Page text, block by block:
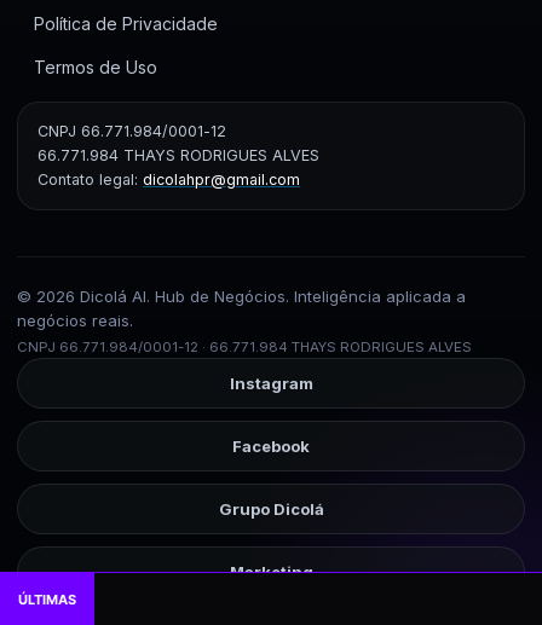
Política de Privacidade
Termos de Uso
CNPJ 66.771.984/0001-12
66.771.984 THAYS RODRIGUES ALVES
Contato legal: dicolahpr@gmail.com
© 2026 Dicolá AI. Hub de Negócios. Inteligência aplicada a
negócios reais.
CNPJ 66.771.984/0001-12 · 66.771.984 THAYS RODRIGUES ALVES
Instagram
Facebook
Grupo Dicolá
Marketing
ÚLTIMAS